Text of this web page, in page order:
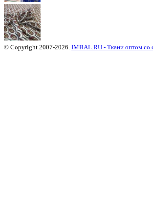
© Copyright 2007-2026. IMBAL.RU - Ткани оптом со